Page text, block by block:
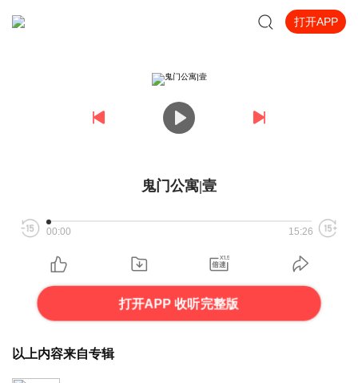
打开APP
鬼门公寓|壹
00:00 15:26
打开APP 收听完整版
以上内容来自专辑